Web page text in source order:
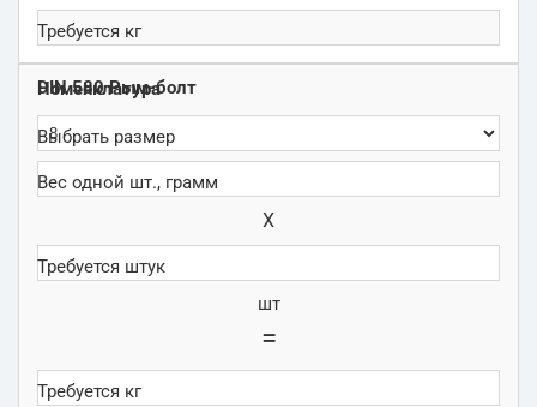
DIN 580 Рым-болт
Х
шт
=